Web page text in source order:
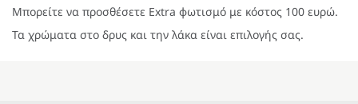
Μπορείτε να προσθέσετε Extra φωτισμό με κόστος 100 ευρώ.
Τα χρώματα στο δρυς και την λάκα είναι επιλογής σας.